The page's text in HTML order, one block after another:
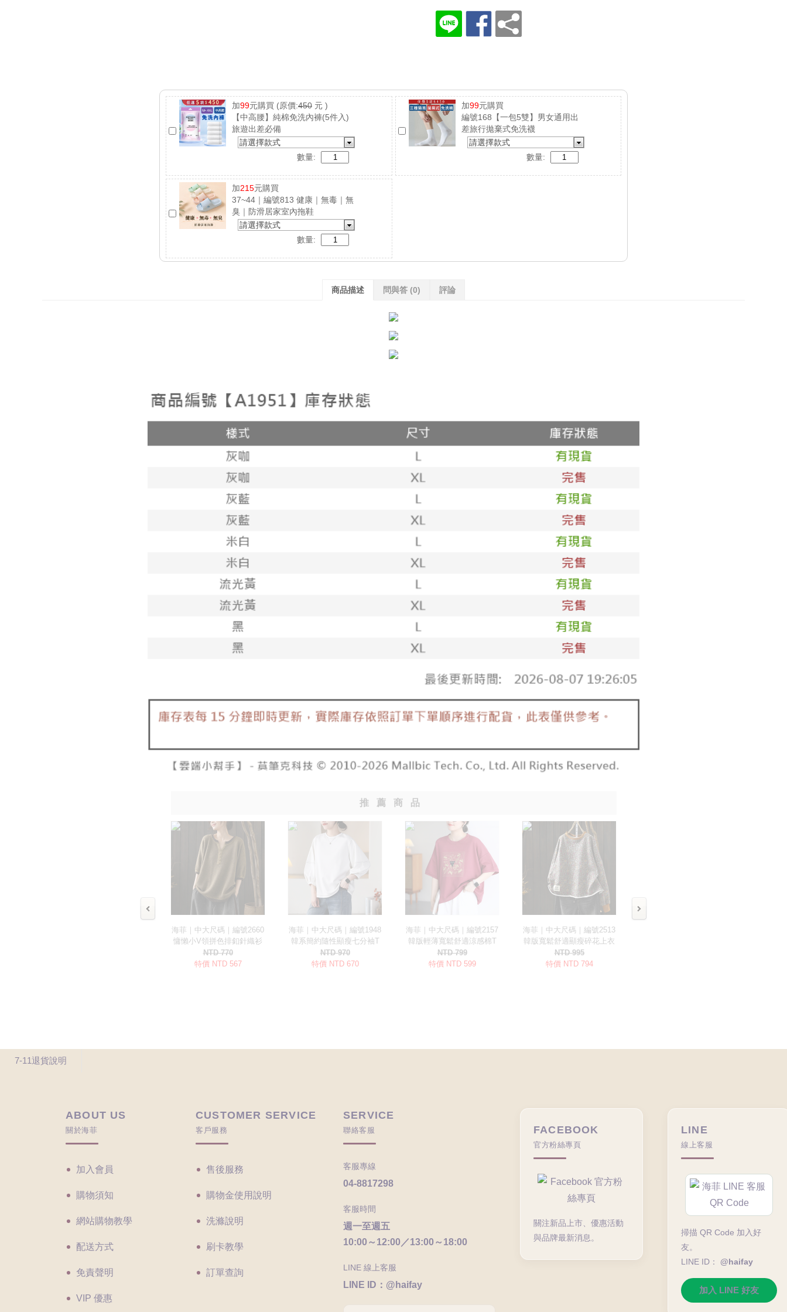
加99元購買 (原價:450 元 )
【中高腰】純棉免洗內褲(5件入)
旅遊出差必備
請選擇款式
數量:
加99元購買
編號168【一包5雙】男女通用出
差旅行拋棄式免洗襪
請選擇款式
數量:
加215元購買
37~44｜編號813 健康｜無毒｜無
臭｜防滑居家室內拖鞋
請選擇款式
數量:
商品描述 問與答 (0) 評論
7-11退貨說明
ABOUT US
關於海菲
加入會員
購物須知
網站購物教學
配送方式
免責聲明
VIP 優惠
CUSTOMER SERVICE
客戶服務
售後服務
購物金使用說明
洗滌說明
刷卡教學
訂單查詢
SERVICE
聯絡客服
客服專線
04-8817298
客服時間
週一至週五
10:00～12:00／13:00～18:00
LINE 線上客服
LINE ID：@haifay
FACEBOOK
官方粉絲專頁
關注新品上市、優惠活動
與品牌最新消息。
LINE
線上客服
掃描 QR Code 加入好
友。
LINE ID： @haifay
加入 LINE 好友